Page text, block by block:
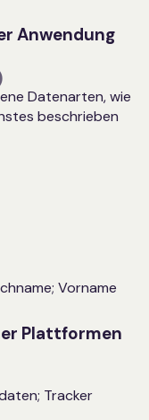
Anwendung
Datenarten, wie
beschrieben
Vorname
Plattformen
Tracker